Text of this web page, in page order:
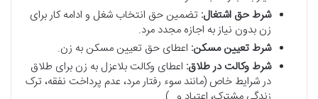
شرط حق اشتغال: تضمین حق انتخاب شغل و ادامه کار برای
زن بدون نیاز به اجازه مجدد مرد.
شرط تعیین مسکن: اعطای حق تعیین مسکن به زن.
شرط وکالت در طلاق: اعطای وکالت بلاعزل به زن برای طلاق
در شرایط خاص (مانند سوء رفتار مرد، عدم پرداخت نفقه، ترک